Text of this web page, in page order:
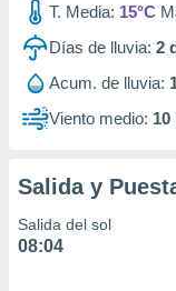
publicidad
de
1199
T. Media: 15°C
Días de lluvia: 2
Acum. de lluvia:
Viento medio: 10
Salida y
Salida del sol
08:04